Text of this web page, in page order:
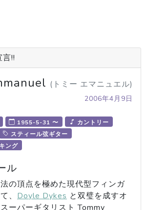
!!
(トミー エマニュエル)
2006年4月9日
1955-5-31 〜
カントリー
スティール弦ギター
ング
ル
の頂点を極めた現代型フィンガ
、 Doyle Dykes と双璧を成すオ
ーパーギタリスト Tommy